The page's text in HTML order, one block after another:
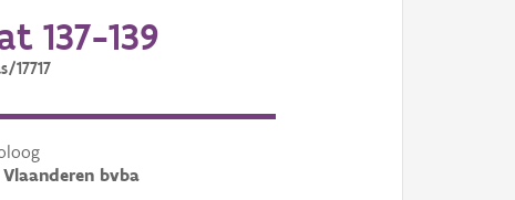
137-139
Vlaanderen bvba